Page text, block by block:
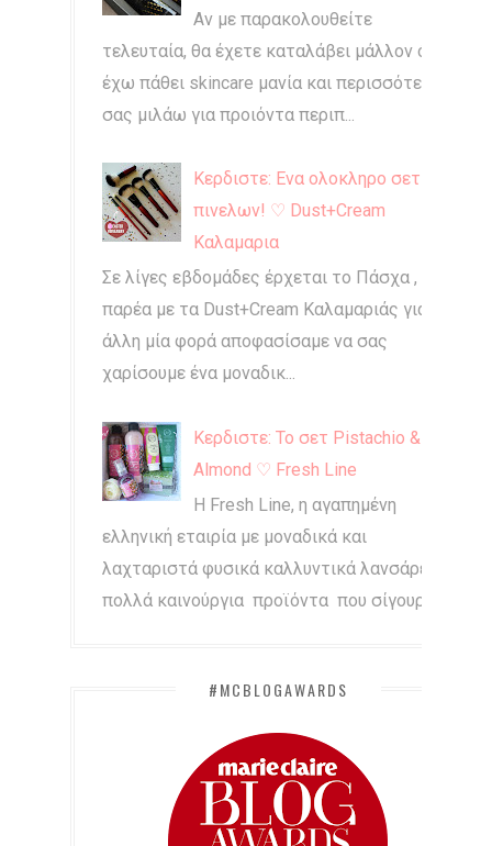
Αν με παρακολουθείτε
τελευταία, θα έχετε καταλάβει μάλλον ότι
έχω πάθει skincare μανία και περισσότερο
σας μιλάω για προιόντα περιπ...
Κερδιστε: Ενα ολοκληρο σετ
πινελων! ♡ Dust+Cream
Καλαμαρια
Σε λίγες εβδομάδες έρχεται το Πάσχα , και
παρέα με τα Dust+Cream Καλαμαριάς για
άλλη μία φορά αποφασίσαμε να σας
χαρίσουμε ένα μοναδικ...
Κερδιστε: Το σετ Pistachio &
Almond ♡ Fresh Line
Η Fresh Line, η αγαπημένη
ελληνική εταιρία με μοναδικά και
λαχταριστά φυσικά καλλυντικά λανσάρει
πολλά καινούργια προϊόντα που σίγουρα...
#MCBLOGAWARDS